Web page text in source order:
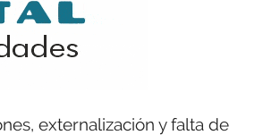
externalización y falta de